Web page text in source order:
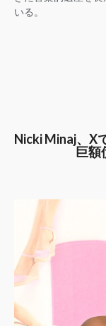
いる。
Nicki Minaj、X
巨額